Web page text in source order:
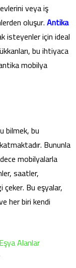
veya iş
oluşur.Antika
isteyenler için ideal
bu ihtiyaca
mobilya
bilmek, bu
Bununla
mobilyalarla
saatler,
Bu eşyalar,
her biri kendi